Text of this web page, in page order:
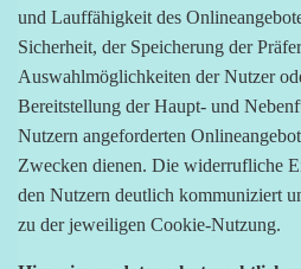
und Lauffähigkeit des
Sicherheit, der Speicherung der
Auswahlmöglichkeiten der Nutzer
Bereitstellung der Haupt- und
Nutzern angeforderten
Zwecken dienen. Die widerrufliche
den Nutzern deutlich kommuniziert
zu der jeweiligen Cookie-Nutzung.